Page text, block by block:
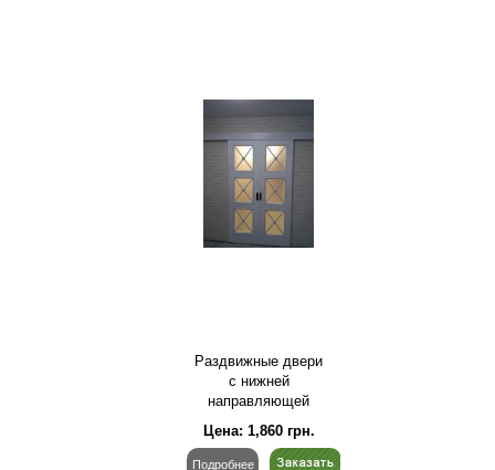
Раздвижные двери
с нижней
направляющей
Цена: 1,860грн.
Подробнее